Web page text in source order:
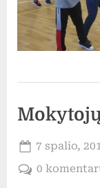
Posted
on
7 spalio,
0